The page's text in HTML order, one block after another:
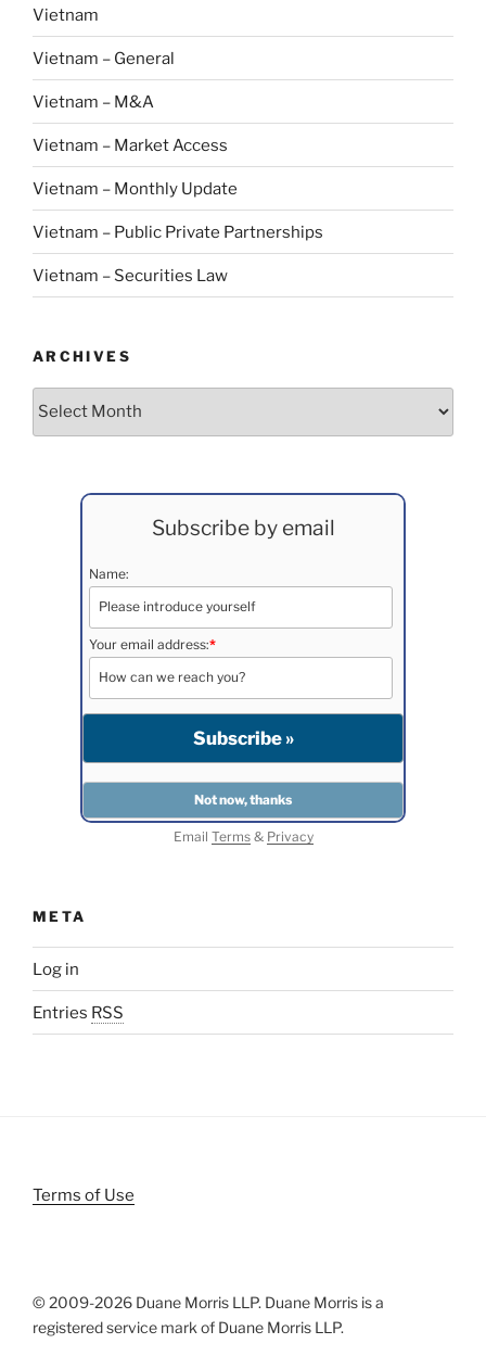
Vietnam
Vietnam – General
Vietnam – M&A
Vietnam – Market Access
Vietnam – Monthly Update
Vietnam – Public Private Partnerships
Vietnam – Securities Law
ARCHIVES
Archives
Subscribe by email
Name:
Your email address:*
Email Terms& Privacy
META
Log in
Entries RSS
Terms of Use
© 2009-2026 Duane Morris LLP. Duane Morris is a
registered service mark of Duane Morris LLP.